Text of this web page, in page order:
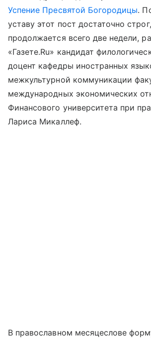
Успение Пресвятой Богородицы.
уставу этот пост достаточно
продолжается всего две недели,
«Газете.Ru» кандидат
доцент кафедры иностранных
межкультурной коммуникации
международных экономических
Финансового университета при
Лариса Микаллеф.
В православном месяцеслове